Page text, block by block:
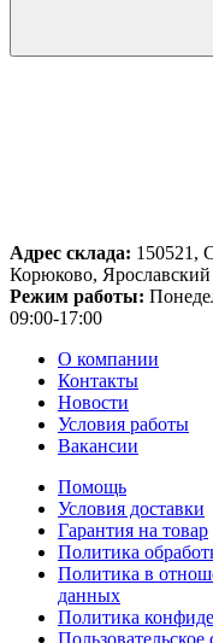
Адрес склада: 150521,
Корюково,
Режим работы:
09:00-17:00
О компании
Контакты
Новости
Условия работы
Вакансии
Помощь
Условия доставки
Гарантия на товар
Политика
Политика в
данных
Политика
Пользовательское